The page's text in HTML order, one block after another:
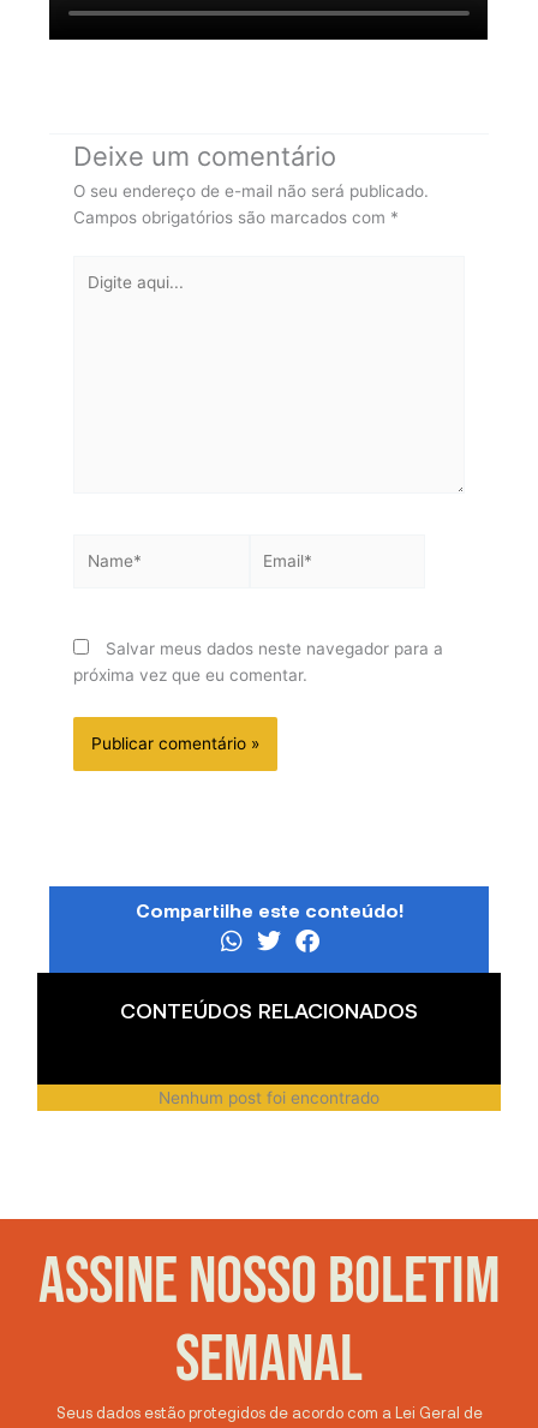
Deixe um comentário
O seu endereço de e-mail não será publicado.
Campos obrigatórios são marcados com *
aqui...
Salvar meus dados neste navegador para a
próxima vez que eu comentar.
Compartilhe este conteúdo!
CONTEÚDOS RELACIONADOS
Nenhum post foi encontrado
ASSINE NOSSO BOLETIM
SEMANAL
Seus dados estão protegidos de acordo com a Lei Geral de